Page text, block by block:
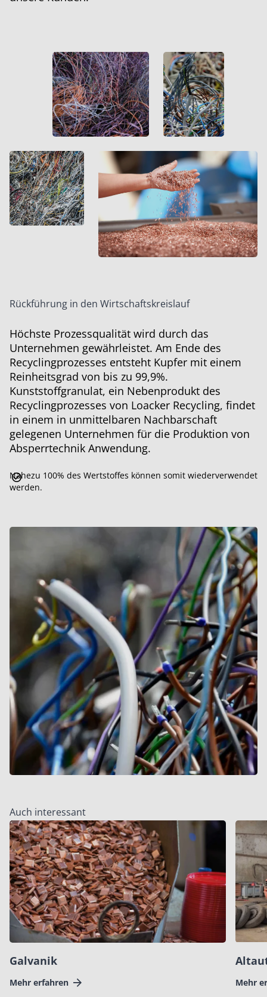
Rückführung in den Wirtschaftskreislauf
Höchste Prozessqualität wird durch das
Unternehmen gewährleistet. Am Ende des
Recyclingprozesses entsteht Kupfer mit einem
Reinheitsgrad von bis zu 99,9%.
Kunststoffgranulat, ein Nebenprodukt des
Recyclingprozesses von Loacker Recycling, findet
in einem in unmittelbaren Nachbarschaft
gelegenen Unternehmen für die Produktion von
Absperrtechnik Anwendung.
Nahezu 100% des Wertstoffes können somit wiederverwendet
werden.
Auch interessant
Galvanik
Mehr erfahren Mehr